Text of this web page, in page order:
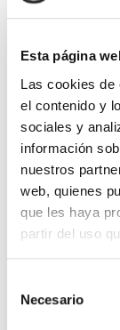
Esta página
Las cookies de
el contenido y
sociales y
información
nuestros
web, quienes
que les haya
partir del uso
de cookies
Necesario
donaciones de la
“La
familias», ha
«Pero
Fundación
iniciativas porque
La